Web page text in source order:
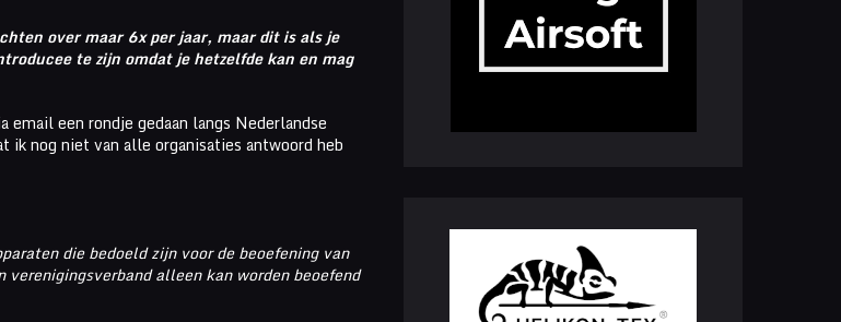
over maar 6x per jaar, maar dit is als je
te zijn omdat je hetzelfde kan en mag
een rondje gedaan langs Nederlandse
ik nog niet van alle organisaties antwoord heb
die bedoeld zijn voor de beoefening van
alleen kan worden beoefend